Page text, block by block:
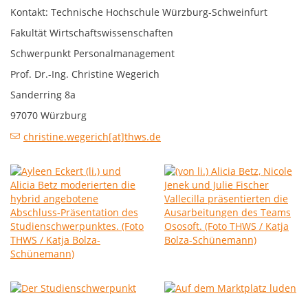
Kontakt: Technische Hochschule Würzburg-Schweinfurt
Fakultät Wirtschaftswissenschaften
Schwerpunkt Personalmanagement
Prof. Dr.-Ing. Christine Wegerich
Sanderring 8a
97070 Würzburg
christine.wegerich[at]thws.de